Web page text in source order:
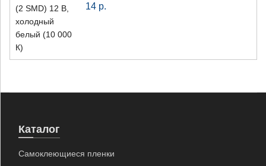
14 р.
Каталог
Самоклеющиеся пленки